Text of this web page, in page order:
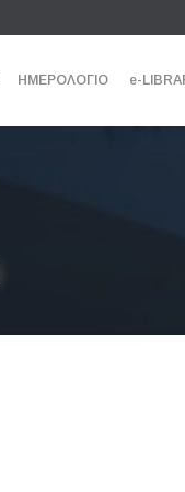
ΗΜΕΡΟΛΟΓΙΟ e-